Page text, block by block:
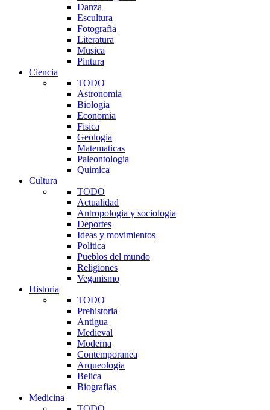
Danza
Escultura
Fotografia
Literatura
Musica
Pintura
Ciencia
TODO
Astronomia
Biologia
Economia
Fisica
Geologia
Matematicas
Paleontologia
Quimica
Cultura
TODO
Actualidad
Antropologia y sociologia
Deportes
Ideas y movimientos
Politica
Pueblos del mundo
Religiones
Veganismo
Historia
TODO
Prehistoria
Antigua
Medieval
Moderna
Contemporanea
Arqueologia
Belica
Biografias
Medicina